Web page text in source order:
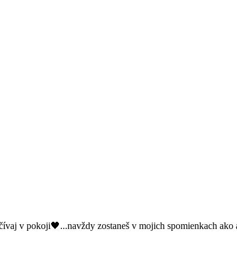
v pokoji🖤...navždy zostaneš v mojich spomienkach ako